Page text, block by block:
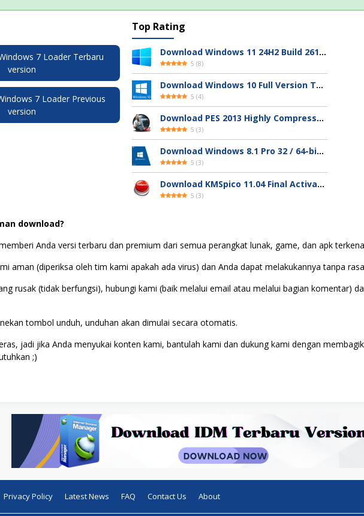
7 Loader Terbaru
version
7 Loader Previous
version
Top Rating
Download Windows 11 24H2 Build 26100.3613 ISO Resmi
5 (8)
Download Windows 10 Full Version Terbaru 2025
5 (4)
Download PES 2013 Highly Compressed Full Version
5 (3)
Download Windows 8.1 Pro 32 / 64-bit ISO (Terbaru 2025)
5 (3)
Download KMSpico 11.04 Final Activator Terbaru
5 (3)
download?
Anda versi terbaru dan premium dari semua perangkat lunak, game, dan apk
aman (diperiksa oleh tim kami apakah ada virus) dan Anda dapat melakukannya tanpa
rusak (tidak berfungsi), hubungi kami (baik melalui email atau melalui bagian komentar)
tombol unduh, unduhan akan dimulai secara otomatis.
jadi jika Anda menyukai konten kami, bantulah kami dan dukung kami dengan
;)
Privacy Policy Latest News FAQ Contact Us About